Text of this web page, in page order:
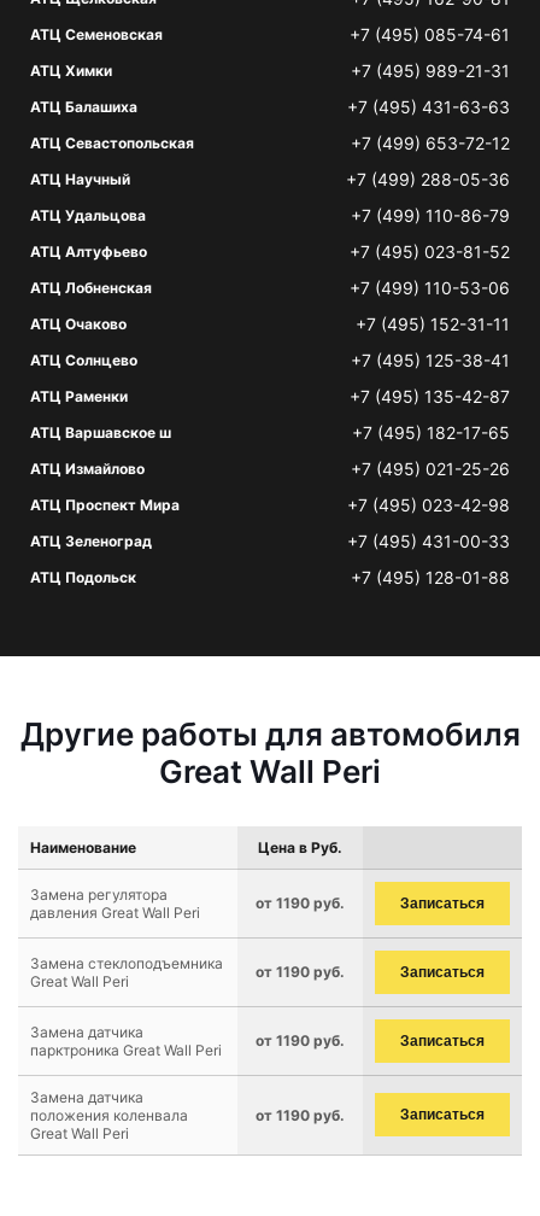
АТЦ Семеновская +7 (495) 085-74-61
АТЦ Химки +7 (495) 989-21-31
АТЦ Балашиха +7 (495) 431-63-63
АТЦ Севастопольская +7 (499) 653-72-12
АТЦ Научный +7 (499) 288-05-36
АТЦ Удальцова +7 (499) 110-86-79
АТЦ Алтуфьево +7 (495) 023-81-52
АТЦ Лобненская +7 (499) 110-53-06
АТЦ Очаково +7 (495) 152-31-11
АТЦ Солнцево +7 (495) 125-38-41
АТЦ Раменки +7 (495) 135-42-87
АТЦ Варшавское ш +7 (495) 182-17-65
АТЦ Измайлово +7 (495) 021-25-26
АТЦ Проспект Мира +7 (495) 023-42-98
АТЦ Зеленоград +7 (495) 431-00-33
АТЦ Подольск +7 (495) 128-01-88
Другие работы для автомобиля
Great Wall Peri
Наименование Цена в Руб.
Замена регулятора
давления Great Wall Peri
от 1190 руб. Записаться
Замена стеклоподъемника
Great Wall Peri
от 1190 руб. Записаться
Замена датчика
парктроника Great Wall Peri
от 1190 руб. Записаться
Замена датчика
положения коленвала
Great Wall Peri
от 1190 руб. Записаться